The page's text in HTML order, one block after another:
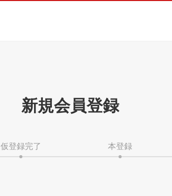
新規会員登録
仮登録完了 本登録